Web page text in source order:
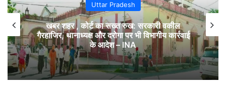
Uttar Pradesh
खबर शहर , कोर्ट का सख्त रुख: सरकारी वकील
गैरहाजिर, थानाध्यक्ष और दरोगा पर भी विभागीय कार्रवाई
के आदेश – INA